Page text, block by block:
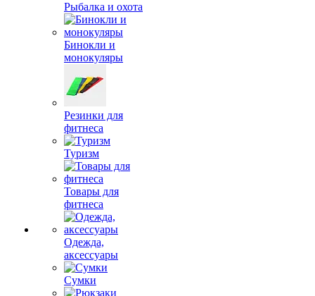
Рыбалка и охота
Бинокли и
монокуляры
Резинки для
фитнеса
Туризм
Товары для
фитнеса
Одежда,
аксессуары
Сумки